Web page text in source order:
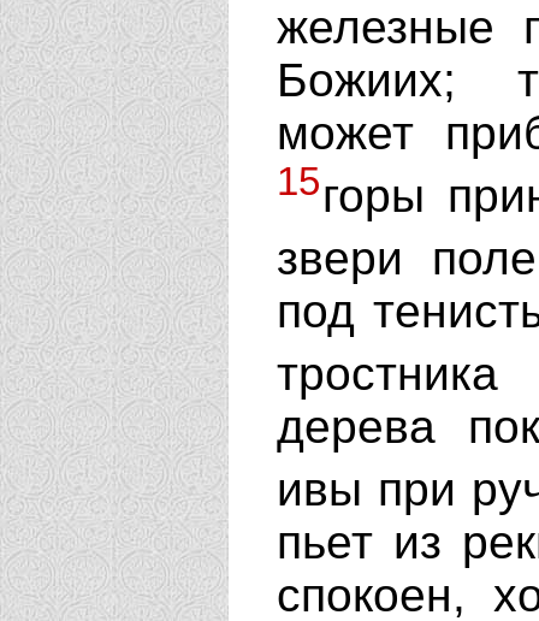
железные
Божиих;
может
15горы
звери
под
дерева
ивы при
пьет из
спокоен,